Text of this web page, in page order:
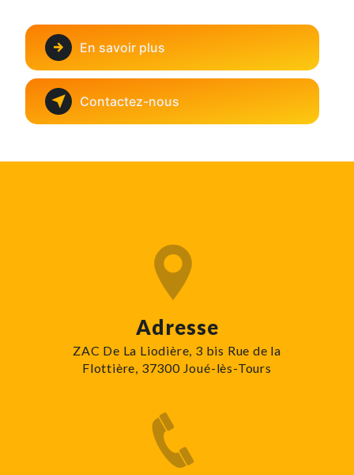
En savoir plus
Contactez-nous
Adresse
ZAC De La Liodière, 3 bis Rue de la
Flottière, 37300 Joué-lès-Tours